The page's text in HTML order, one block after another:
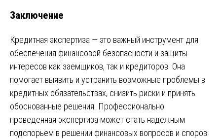
Заключение
Кредитная экспертиза — это важный инструмент для
обеспечения финансовой безопасности и защиты
интересов как заемщиков, так и кредиторов. Она
помогает выявить и устранить возможные проблемы в
кредитных обязательствах, снизить риски и принять
обоснованные решения. Профессионально
проведенная экспертиза может стать надежным
подспорьем в решении финансовых вопросов и споров.